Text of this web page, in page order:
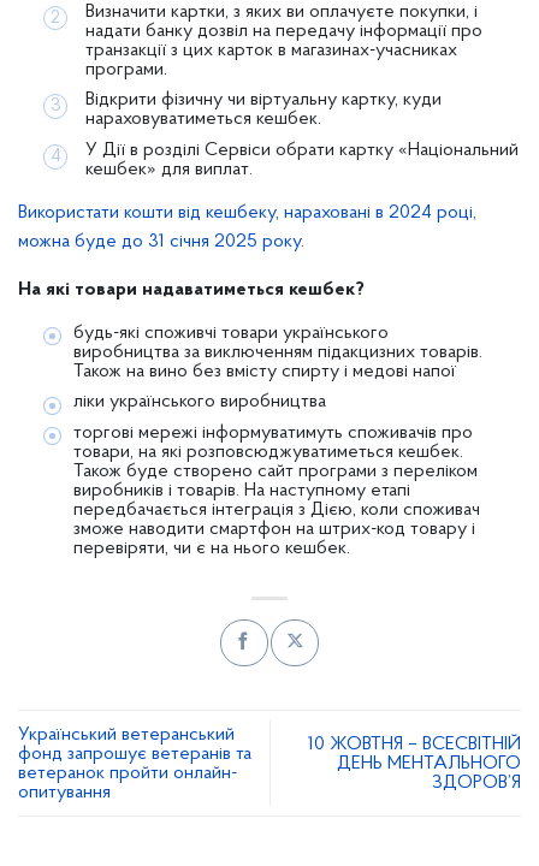
Визначити картки, з яких ви оплачуєте покупки, і
надати банку дозвіл на передачу інформації про
транзакції з цих карток в магазинах-учасниках
програми.
Відкрити фізичну чи віртуальну картку, куди
нараховуватиметься кешбек.
У Дії в розділі Сервіси обрати картку «Національний
кешбек» для виплат.
Використати кошти від кешбеку, нараховані в 2024 році,
можна буде до 31 січня 2025 року.
На які товари надаватиметься кешбек?
будь-які споживчі товари українського
виробництва за виключенням підакцизних товарів.
Також на вино без вмісту спирту і медові напої
ліки українського виробництва
торгові мережі інформуватимуть споживачів про
товари, на які розповсюджуватиметься кешбек.
Також буде створено сайт програми з переліком
виробників і товарів. На наступному етапі
передбачається інтеграція з Дією, коли споживач
зможе наводити смартфон на штрих-код товару і
перевіряти, чи є на нього кешбек.
Український ветеранський
фонд запрошує ветеранів та
ветеранок пройти онлайн-
опитування
10 ЖОВТНЯ – ВСЕСВІТНІЙ
ДЕНЬ МЕНТАЛЬНОГО
ЗДОРОВ’Я